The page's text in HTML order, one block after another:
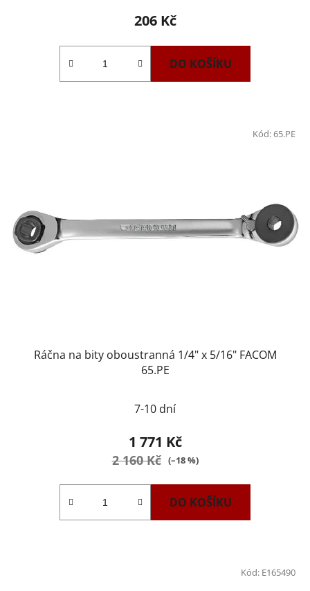
206 Kč
DO KOŠÍKU
Ráčna na bity oboustranná 1/4" x 5/16" FACOM
65.PE
hodnocení
produktu
je
7-10 dní
1 771 Kč
2 160 Kč (–18 %)
DO KOŠÍKU
Kód:65.PE
Kód: E165490